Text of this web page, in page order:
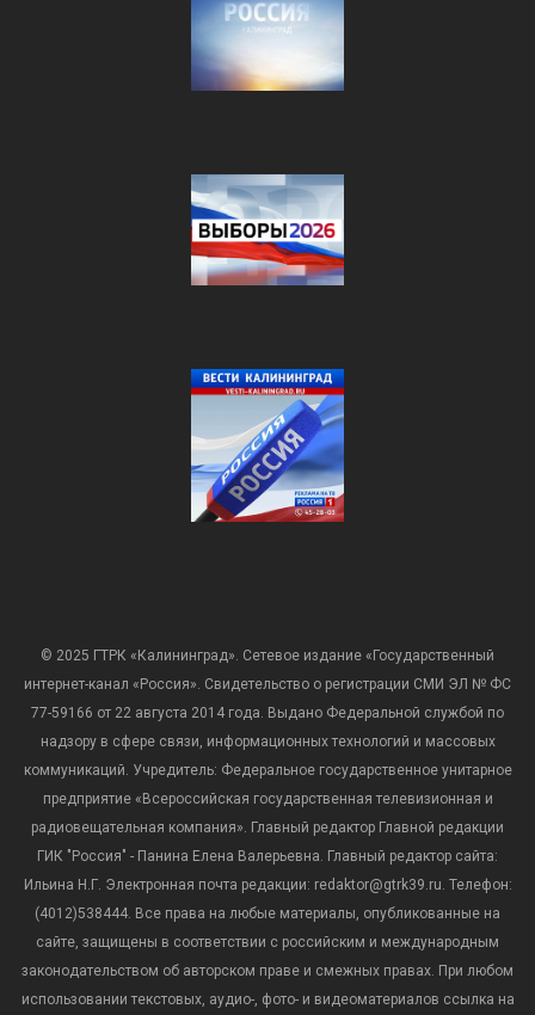
© 2025 ГТРК «Калининград». Сетевое издание «Государственный
интернет-канал «Россия». Свидетельство о регистрации СМИ ЭЛ № ФС
77-59166 от 22 августа 2014 года. Выдано Федеральной службой по
надзору в сфере связи, информационных технологий и массовых
коммуникаций. Учредитель: Федеральное государственное унитарное
предприятие «Всероссийская государственная телевизионная и
радиовещательная компания». Главный редактор Главной редакции
ГИК "Россия" - Панина Елена Валерьевна. Главный редактор сайта:
Ильина Н.Г. Электронная почта редакции: redaktor@gtrk39.ru. Телефон:
(4012)538444. Все права на любые материалы, опубликованные на
сайте, защищены в соответствии с российским и международным
законодательством об авторском праве и смежных правах. При любом
использовании текстовых, аудио-, фото- и видеоматериалов ссылка на